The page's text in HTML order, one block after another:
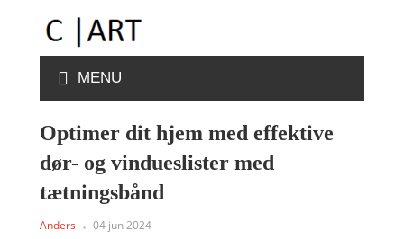
MENU
Optimer dit hjem med effektive
dør- og vindueslister med
tætningsbånd
Anders 04 jun 2024